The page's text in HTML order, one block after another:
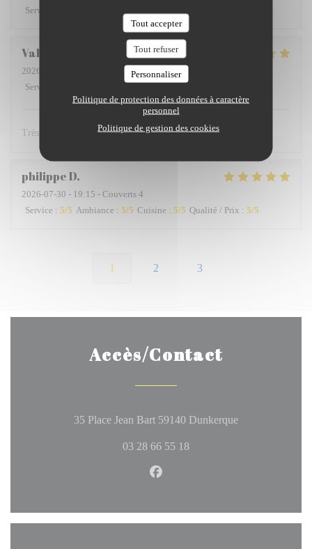
Tout accepter
Tout refuser
Personnaliser
Politique de protection des données à caractère
personnel
Politique de gestion des cookies
Service
Valérie
2026-07-29
- 21:00 - Couverts 3
Service
Très bon restaurant
philippeD
2026-07-30 - 19:15 - Couverts 4
Service : 5/5 Ambiance : 5/5 Cuisine : 5/5 Qualité / Prix : 5/5
1 2 3
Accès/Contact
35 Place Jean Bart 59140 Dunkerque((ouvre une
03 28 66 55 18
Facebook ((ouvre une